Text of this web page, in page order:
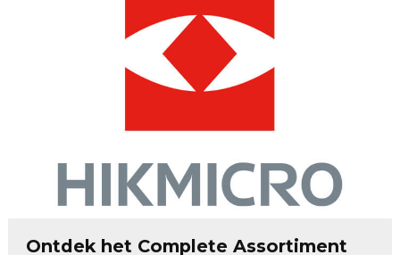
Ontdek het Complete Assortiment